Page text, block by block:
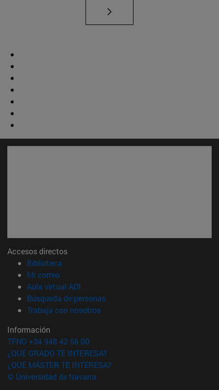
Accesos directos
Biblioteca
Mi correo(abre en nueva ventana)
Aula virtual ADI
Búsqueda de personas(abre en nueva ventana)
Trabaja con nosotros(abre en nueva ventana)
Información
TFNO +34 948 42 56 00
¿QUÉ GRADO TE INTERESA?
¿QUÉ MÁSTER TE INTERESA?
© Universidad de Navarra